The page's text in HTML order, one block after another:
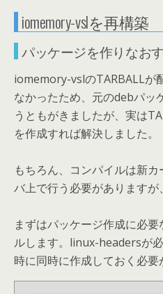
iomemory-vslを再構築
パッケージを作りなおす
iomemory-vslのTARBALLが
なかったため、元のdebパッ
うともがきましたが、実は
を作成すれば解決しました。
もちろん、コンパイルは新
バ上で行う必要がありますが
まずはパッケージ作成に必
ルします。linux-headersが
時に同時に作成しておく必要